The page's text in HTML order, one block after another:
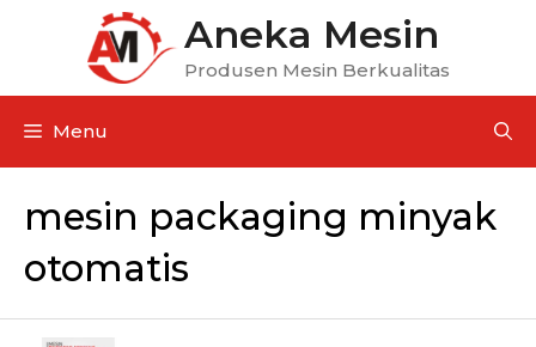
Aneka Mesin
Produsen Mesin Berkualitas
Menu
mesin packaging minyak
otomatis